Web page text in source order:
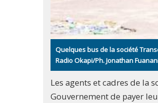
Quelques bus de la société
Radio Okapi/Ph. Jonathan
Les agents et cadres de la
Gouvernement de payer